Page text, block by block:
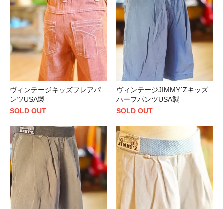
ヴィンテージキッズフレアパ
ンツUSA製
SOLD OUT
ヴィンテージJIMMY´Zキッズ
ハーフパンツUSA製
SOLD OUT